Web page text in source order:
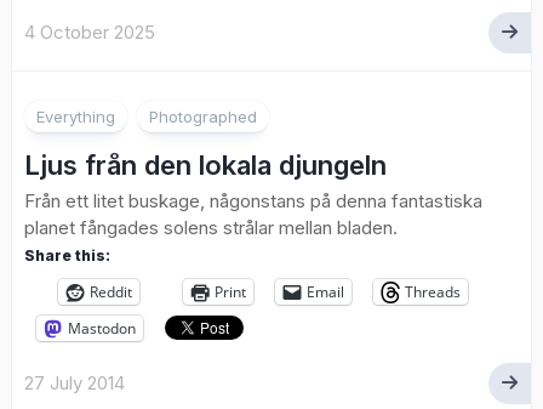
4 October 2025
Everything Photographed
Ljus från den lokala djungeln
Från ett litet buskage, någonstans på denna fantastiska
planet fångades solens strålar mellan bladen.
Share this:
Reddit Print Email
Threads
Mastodon
27 July 2014